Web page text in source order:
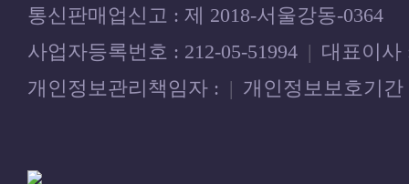
통신판매업신고 : 제 2018-서울강동-0364
사업자등록번호 : 212-05-51994 | 대표이사
개인정보관리책임자 : | 개인정보보호기